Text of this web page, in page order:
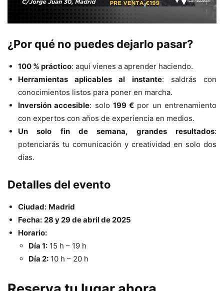
¿Por qué no puedes dejarlo pasar?
100 % práctico: aquí vienes a aprender haciendo.
Herramientas aplicables al instante: saldrás con
conocimientos listos para poner en marcha.
Inversión accesible: solo 199 € por un entrenamiento
con expertos con años de experiencia en medios.
Un solo fin de semana, grandes resultados:
potenciarás tu comunicación y creatividad en solo dos
días.
Detalles del evento
Ciudad: Madrid
Fecha: 28 y 29 de abril de 2025
Horario:
Día 1: 15 h – 19 h
Día 2: 10 h – 20 h